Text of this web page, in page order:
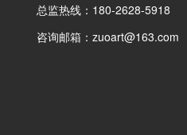
总监热线：180-2628-5918
咨询邮箱：zuoart@163.com